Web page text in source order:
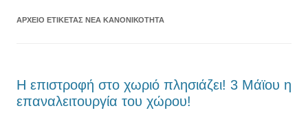
ΑΡΧΕΊΟ ΕΤΙΚΈΤΑΣ ΝΕΑ ΚΑΝΟΝΙΚΟΤΗΤΑ
Η επιστροφή στο χωριό πλησιάζει! 3 Μάϊου η
επαναλειτουργία του χώρου!